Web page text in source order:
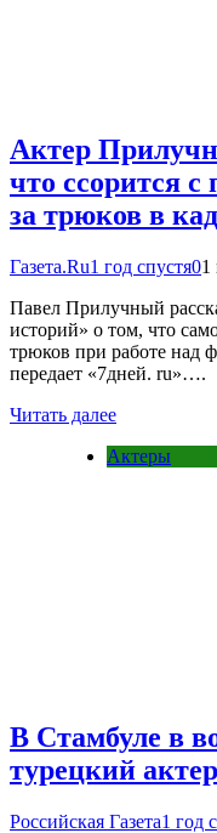
Актер
что ссорится
за трюков в
Газета.Ru1 год спустя01
Павел Прилучный
историй» о том, что
трюков при работе над
передает «7дней. ru»….
Читать далее
Актеры
В Стамбуле в
турецкий
Российская Газета1 год